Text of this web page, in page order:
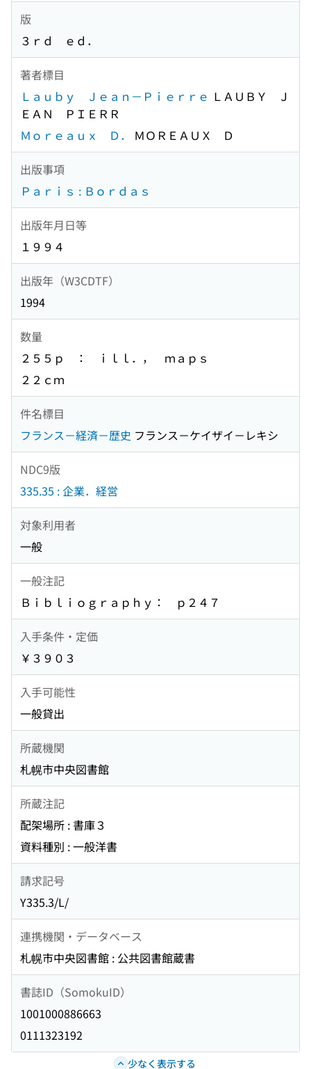
版
３ｒｄ ｅｄ．
著者標目
Ｌａｕｂｙ Ｊｅａｎ－Ｐｉｅｒｒｅ ＬＡＵＢＹ Ｊ
ＥＡＮ ＰＩＥＲＲ
Ｍｏｒｅａｕｘ Ｄ．
ＭＯＲＥＡＵＸ Ｄ
出版事項
Ｐａｒｉｓ : Ｂｏｒｄａｓ
出版年月日等
１９９４
出版年（W3CDTF）
1994
数量
２５５ｐ ： ｉｌｌ．， ｍａｐｓ
２２ｃｍ
件名標目
フランス－経済－歴史 フランス－ケイザイ－レキシ
NDC9版
335.35 : 企業．経営
対象利用者
一般
一般注記
Ｂｉｂｌｉｏｇｒａｐｈｙ： ｐ２４７
入手条件・定価
￥３９０３
入手可能性
一般貸出
所蔵機関
札幌市中央図書館
所蔵注記
配架場所 : 書庫３
資料種別 : 一般洋書
請求記号
Y335.3/L/
連携機関・データベース
札幌市中央図書館 : 公共図書館蔵書
書誌ID（SomokuID）
1001000886663
0111323192
少なく表示する